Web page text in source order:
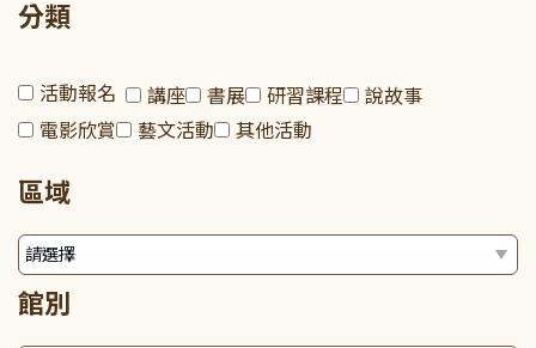
分類
活動報名 講座 書展 研習課程
說故事
電影欣賞
藝文活動 其他活動
區域
館別